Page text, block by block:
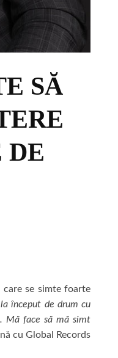
SĂ
DE
care se simte foarte
început de drum cu
Mă face să mă simt
cu Global Records